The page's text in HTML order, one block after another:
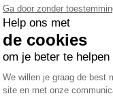
Ga door zonder
Help ons met
de cookies
om je beter te helpen
We willen je graag de best
site en met onze